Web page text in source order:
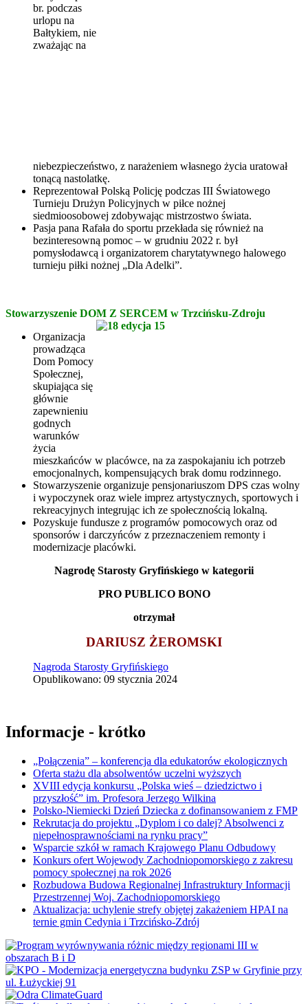
br. podczas
urlopu na
Bałtykiem, nie
zważając na
niebezpieczeństwo, z narażeniem własnego życia uratował
tonącą nastolatkę.
Reprezentował Polską Policję podczas III Światowego
Turnieju Drużyn Policyjnych w piłce nożnej
siedmioosobowej zdobywając mistrzostwo świata.
Pasja pana Rafała do sportu przekłada się również na
bezinteresowną pomoc – w grudniu 2022 r. był
pomysłodawcą i organizatorem charytatywnego halowego
turnieju piłki nożnej „Dla Adelki”.
Stowarzyszenie DOM Z SERCEM w Trzcińsku-Zdroju
Organizacja
prowadząca
Dom Pomocy
Społecznej,
skupiająca się
głównie
zapewnieniu
godnych
warunków
życia
mieszkańców w placówce, na za zaspokajaniu ich potrzeb
emocjonalnych, kompensujących brak domu rodzinnego.
Stowarzyszenie organizuje pensjonariuszom DPS czas wolny
i wypoczynek oraz wiele imprez artystycznych, sportowych i
rekreacyjnych integrując ich ze społecznością lokalną.
Pozyskuje fundusze z programów pomocowych oraz od
sponsorów i darczyńców z przeznaczeniem remonty i
modernizacje placówki.
Nagrodę Starosty Gryfińskiego w kategorii
PRO PUBLICO BONO
otrzymał
DARIUSZ ŻEROMSKI
Nagroda Starosty Gryfińskiego
Opublikowano: 09 stycznia 2024
Informacje - krótko
„Połączenia” – konferencja dla edukatorów ekologicznych
Oferta stażu dla absolwentów uczelni wyższych
XVIII edycja konkursu „Polska wieś – dziedzictwo i
przyszłość” im. Profesora Jerzego Wilkina
Polsko-Niemiecki Dzień Dziecka z dofinansowaniem z FMP
Rekrutacja do projektu „Dyplom i co dalej? Absolwenci z
niepełnosprawnościami na rynku pracy”
Wsparcie szkół w ramach Krajowego Planu Odbudowy
Konkurs ofert Wojewody Zachodniopomorskiego z zakresu
pomocy społecznej na rok 2026
Rozbudowa Budowa Regionalnej Infrastruktury Informacji
Przestrzennej Woj. Zachodniopomorskiego
Aktualizacja: uchylenie strefy objętej zakażeniem HPAI na
ternie gmin Cedynia i Trzcińsko-Zdrój